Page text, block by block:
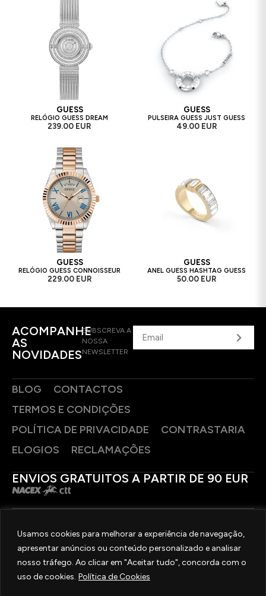
Usamos cookies para melhorar a experiência de navegação,
apresentar anúncios ou conteúdo personalizado e analisar
nosso tráfego. Ao clicar em "Aceitar tudo", concorda com o
uso de cookies. Política de Cookies
GUESS
RELÓGIO GUESS DREAM
239.00 EUR
GUESS
PULSEIRA GUESS JUST GUESS
49.00 EUR
GUESS
RELÓGIO GUESS CONNOISSEUR
229.00 EUR
GUESS
ANEL GUESS HASHTAG GUESS
50.00 EUR
ACOMPANHE
AS
NOVIDADES
SUBSCREVA A
NOSSA
NEWSLETTER
BLOG
CONTACTOS
TERMOS E CONDIÇÕES
POLÍTICA DE PRIVACIDADE
CONTRASTARIA
ELOGIOS
RECLAMAÇÕES
ENVIOS GRATUITOS A PARTIR DE 90 EUR
SIGA-NOS
2025 © OURIVESARIA FRADIZELA